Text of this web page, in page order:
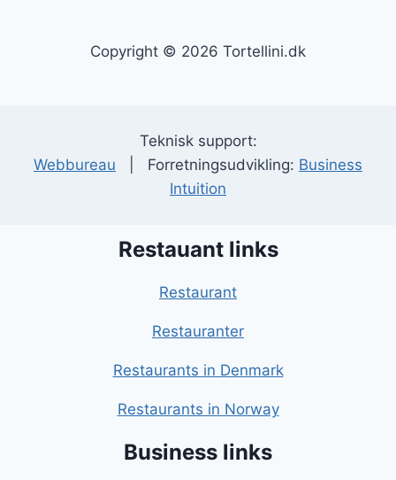
Copyright © 2026 Tortellini.dk
Teknisk support:
Webbureau | Forretningsudvikling: Business
Intuition
Restauant links
Restaurant
Restauranter
Restaurants in Denmark
Restaurants in Norway
Business links